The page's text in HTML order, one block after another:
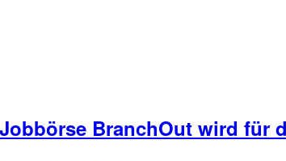
BranchOut wird für